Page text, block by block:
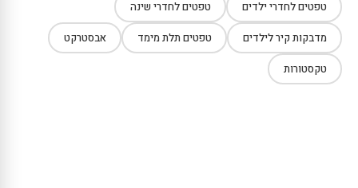
טפטים לחדרי ילדים טפטים לחדרי שינה
מדבקות קיר לילדים טפטים תלת מימד אבסטרקט
טקסטורות